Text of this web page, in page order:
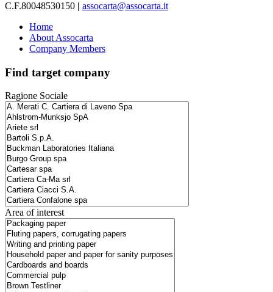
C.F.80048530150 | assocarta@assocarta.it
Home
About Assocarta
Company Members
Find target company
Ragione Sociale
Area of interest